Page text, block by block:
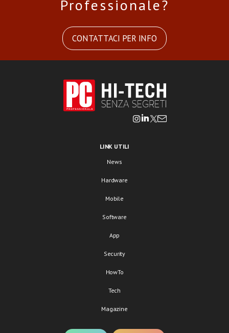
Professionale?
CONTATTACI PER INFO
LINK UTILI
News
Hardware
Mobile
Software
App
Security
HowTo
Tech
Magazine